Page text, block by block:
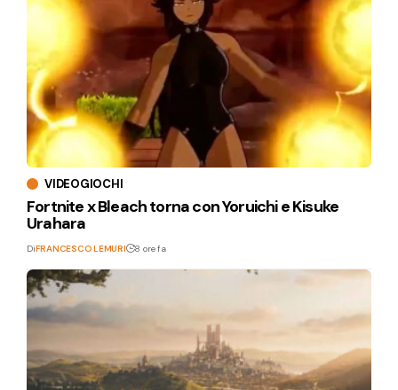
VIDEOGIOCHI
Fortnite x Bleach torna con Yoruichi e Kisuke
Urahara
DiFRANCESCO LEMURI 8 ore fa